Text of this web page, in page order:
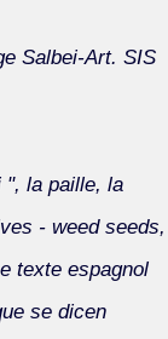
Salbei-Art. SIS
", la paille, la
- weed seeds,
texte espagnol
se dicen